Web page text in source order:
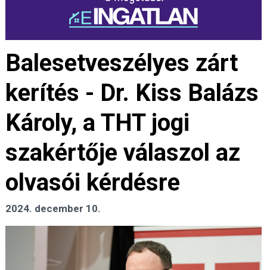
Balesetveszélyes zárt
kerítés - Dr. Kiss Balázs
Károly, a THT jogi
szakértője válaszol az
olvasói kérdésre
2024. december 10.